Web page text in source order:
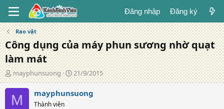
Đăng nhập Đăng ký
Rao vặt
Công dụng của máy phun sương nhờ quạt
làm mát
T
á
c
g
mayphunsuong
N
g
à
21/9/2015
M mayphunsuong
Thành viên